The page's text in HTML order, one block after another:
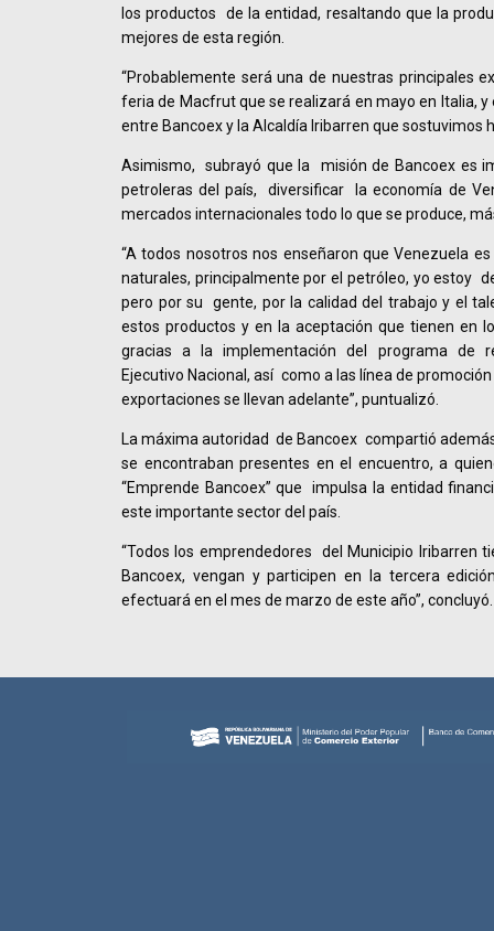
los productos de la entidad, resaltando que la
mejores de esta región.
“Probablemente será una de nuestras principales
feria de Macfrut que se realizará en mayo en Italia,
entre Bancoex y la Alcaldía Iribarren que sostuvimos
Asimismo, subrayó que la misión de Bancoex es
petroleras del país, diversificar la economía de
mercados internacionales todo lo que se produce,
“A todos nosotros nos enseñaron que Venezuela
naturales, principalmente por el petróleo, yo estoy
pero por su gente, por la calidad del trabajo y el
estos productos y en la aceptación que tienen en
gracias a la implementación del programa de
Ejecutivo Nacional, así como a las línea de
exportaciones se llevan adelante”, puntualizó.
La máxima autoridad de Bancoex compartió
se encontraban presentes en el encuentro, a
“Emprende Bancoex” que impulsa la entidad
este importante sector del país.
“Todos los emprendedores del Municipio Iribarren
Bancoex, vengan y participen en la tercera
efectuará en el mes de marzo de este año”, concluyó.